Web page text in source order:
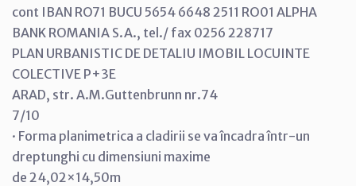
cont IBAN RO71 BUCU 5654 6648 2511 RO01 ALPHA
BANK ROMANIA S.A., tel./ fax 0256 228717
PLAN URBANISTIC DE DETALIU IMOBIL LOCUINTE
COLECTIVE P+3E
ARAD, str. A.M.Guttenbrunn nr.74
7/10
· Forma planimetrica a cladirii se va încadra într-un
dreptunghi cu dimensiuni maxime
de 24,02×14,50m